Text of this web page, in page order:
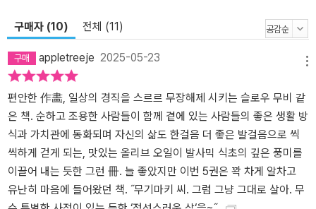
구매자 (10) 전체 (11)
appletreeje 2025-05-23
편안한 作畵, 일상의 경직을 스르르 무장해제 시키는 슬로우 무비 같
은 책. 순하고 조용한 사람들이 함께 곁에 있는 사람들의 좋은 생활 방
식과 가치관에 동화되며 자신의 삶도 한걸음 더 좋은 발걸음으로 씩
씩하게 걷게 되는, 맛있는 올리브 오일이 발사믹 식초의 깊은 풍미를
이끌어 내는 듯한 그런 冊. 늘 좋았지만 이번 5권은 꽉 차게 알차고
유난히 마음에 들어왔던 책. ˝무기마키 씨. 그럼 그냥 그대로 살아. 무